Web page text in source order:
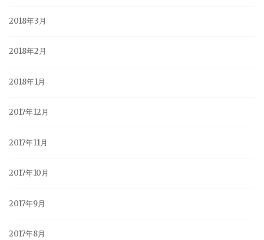
2018年3月
2018年2月
2018年1月
2017年12月
2017年11月
2017年10月
2017年9月
2017年8月